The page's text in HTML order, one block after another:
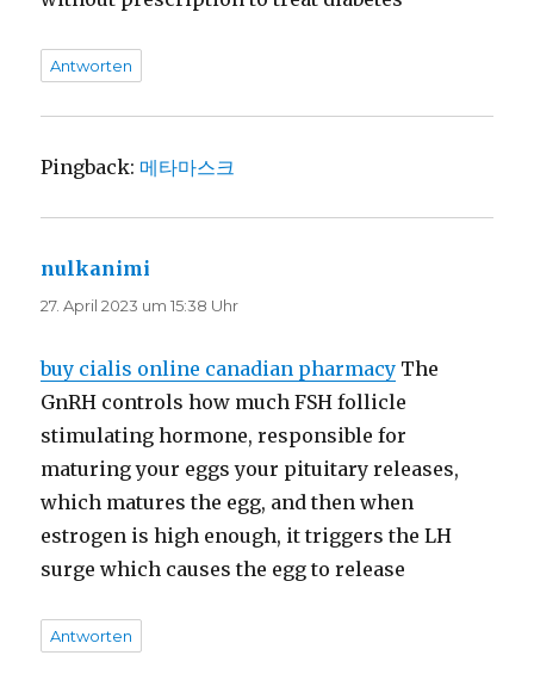
Antworten
Pingback: 메타마스크
nulkanimi
27. April 2023 um 15:38 Uhr
buy cialis online canadian pharmacy The
GnRH controls how much FSH follicle
stimulating hormone, responsible for
maturing your eggs your pituitary releases,
which matures the egg, and then when
estrogen is high enough, it triggers the LH
surge which causes the egg to release
Antworten